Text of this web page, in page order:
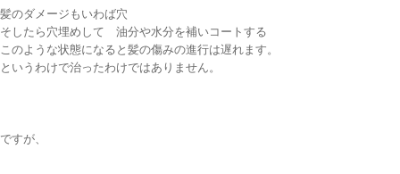
髪のダメージもいわば穴
そしたら穴埋めして 油分や水分を補いコートする
このような状態になると髪の傷みの進行は遅れます。
というわけで治ったわけではありません。
ですが、